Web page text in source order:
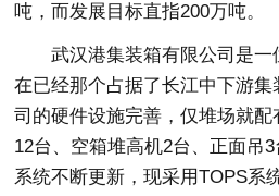
吨，而发展目标直指200万吨。
武汉港集装箱有限公司是
在已经那个占据了长江中下游
司的硬件设施完善，仅堆场就
12台、空箱堆高机2台、正面吊
系统不断更新，现采用TOPS系